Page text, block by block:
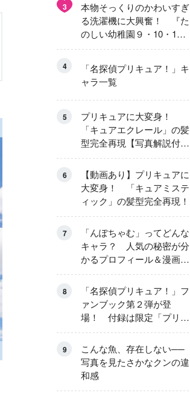
3
本物そっくりのかわいすぎ
る洗濯機に大興奮！ 『た
のしい幼稚園９・10・11
月号』だけのオリジナル付
せんたくき」
4
「名探偵プリキュア！」キ
ャラ一覧
5
プリキュアに大変身！
「キュアエクレール」の髪
型完全再現【写真解説付
き】
6
【動画あり】プリキュアに
大変身！ 「キュアミステ
ィック」の髪型完全再現！
7
「んぽちゃむ」ってどんな
キャラ？ 人気の秘密が分
かるプロフィール＆漫画ま
とめ
8
「名探偵プリキュア！」フ
ァンブック第２弾が登
場！ 付録は限定「プリキ
ュアマコトジュエル キュ
アアルカナ・シャドウ ア
イスver.」 キュアエクレ
ールを大特集！
9
こんな魚、存在しない──
写真を見たさかなクンの違
和感